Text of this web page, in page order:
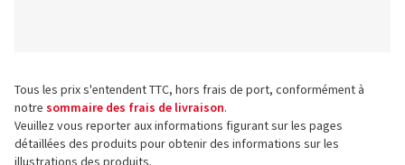
Tous les prix s'entendent TTC, hors frais de port, conformément à
notre sommaire des frais de livraison.
Veuillez vous reporter aux informations figurant sur les pages
détaillées des produits pour obtenir des informations sur les